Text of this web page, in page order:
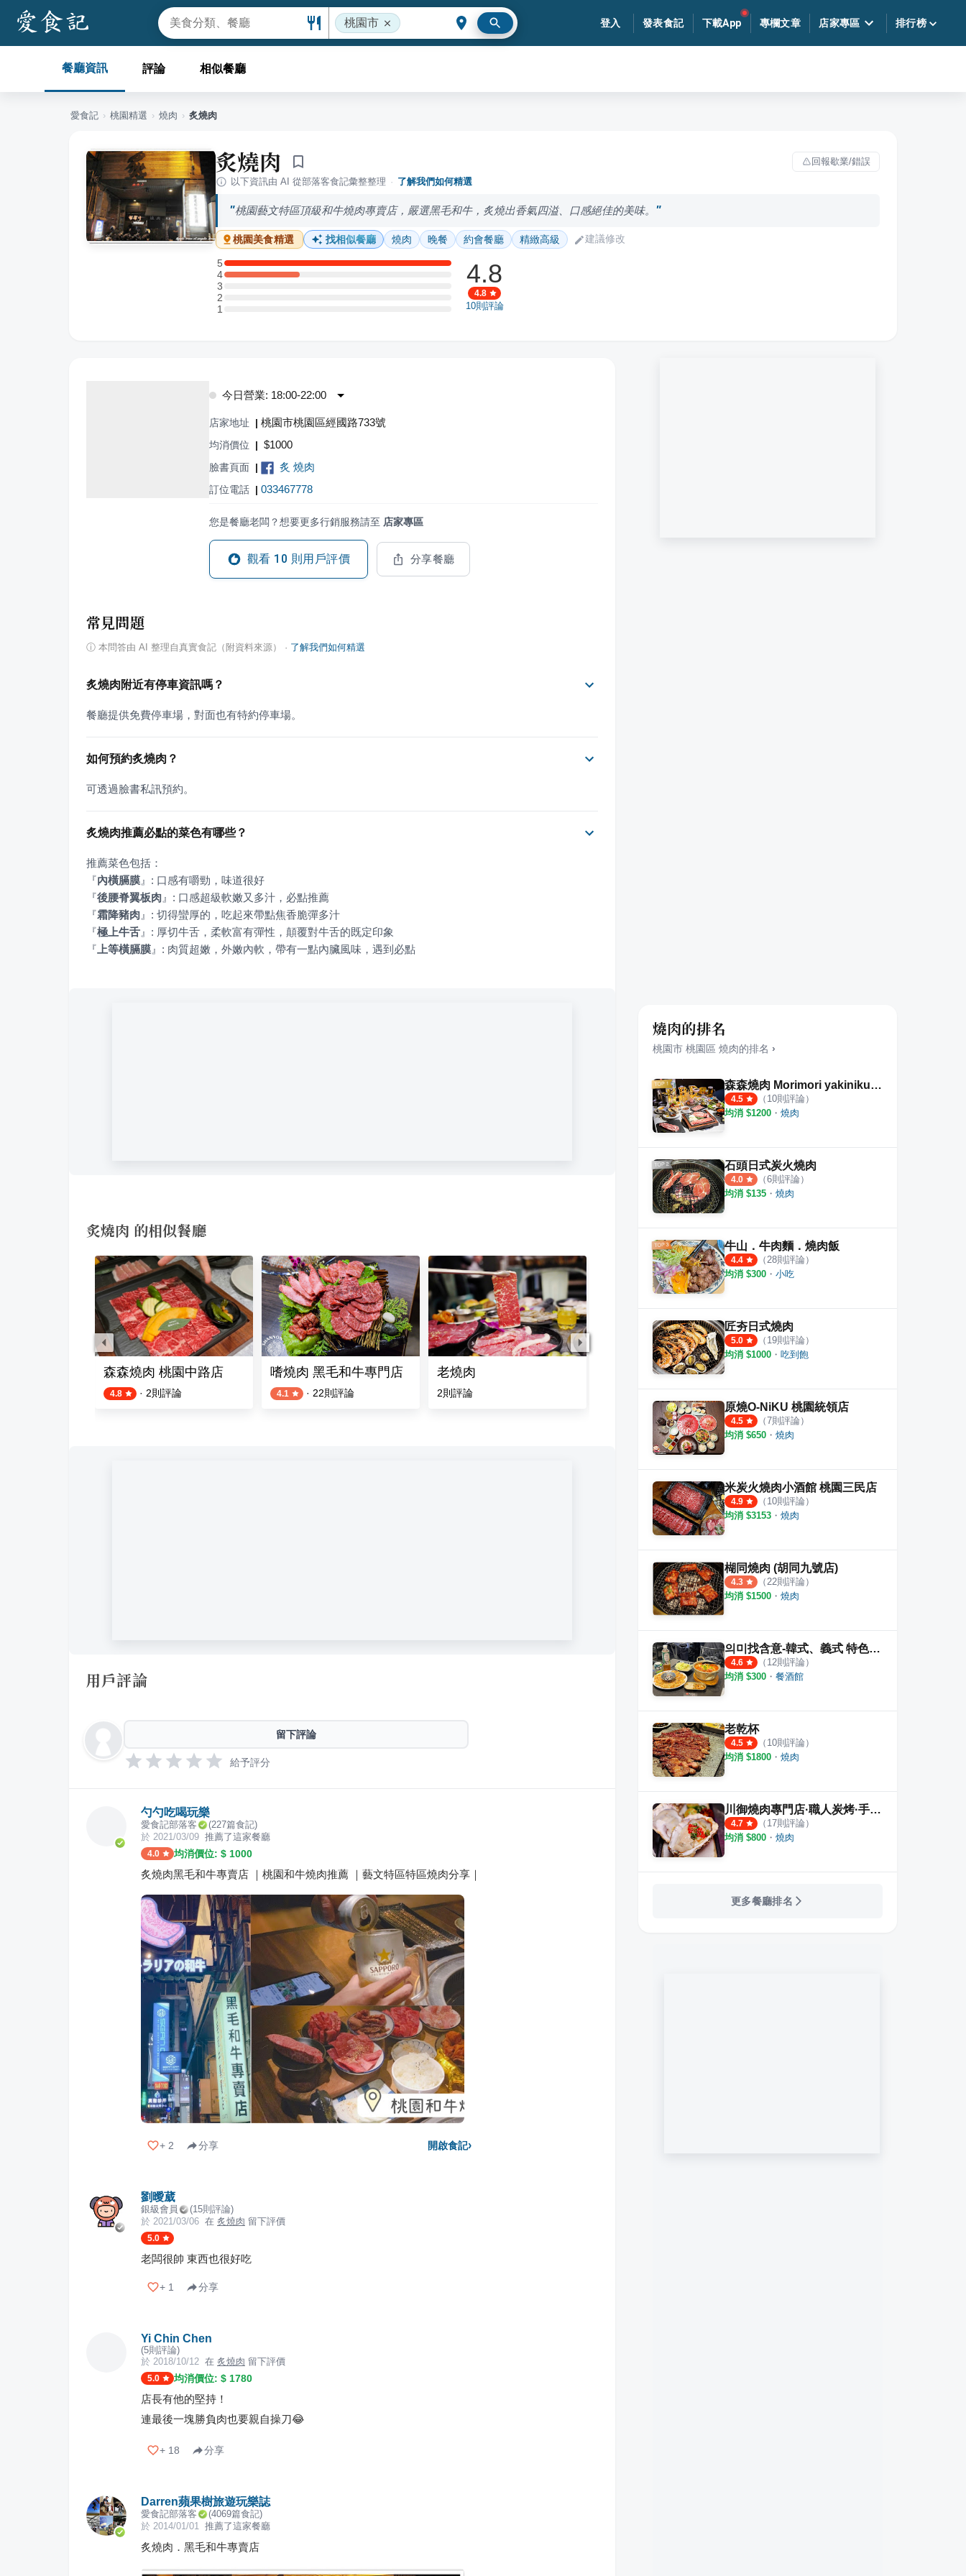
桃園市 登入 發表食記 下載App 專欄文章 店家專區 排行榜
餐廳資訊 評論 相似餐廳
愛食記 › 桃園精選 › 燒肉 › 炙燒肉
炙燒肉
回報歇業/錯誤
以下資訊由 AI 從部落客食記彙整整理 · 了解我們如何精選
桃園藝文特區頂級和牛燒肉專賣店，嚴選黑毛和牛，炙燒出香氣四溢、口感絕佳的美味。
桃園美食精選 找相似餐廳 燒肉 晚餐 約會餐廳 精緻高級 建議修改
5
5 星：3 則評論
4
4 星：1 則評論
3
3 星：0 則評論
2
2 星：0 則評論
11 星：0 則評論
4.8
4.8
10則評論
今日營業: 18:00-22:00
店家地址 | 桃園市桃園區經國路733號
均消價位 | $1000
臉書頁面 | 炙 燒肉
訂位電話 | 033467778
您是餐廳老闆？想要更多行銷服務請至 店家專區
觀看 10 則用戶評價 分享餐廳
常見問題
ⓘ 本問答由 AI 整理自真實食記（附資料來源） · 了解我們如何精選
炙燒肉附近有停車資訊嗎？
餐廳提供免費停車場，對面也有特約停車場。
如何預約炙燒肉？
可透過臉書私訊預約。
炙燒肉推薦必點的菜色有哪些？
『內橫膈膜 』
『後腰脊翼板肉 』
『霜降豬肉 』
『極上牛舌 』
『 上等橫膈膜 』 : 肉質超嫩，外嫩內軟，帶有一點內臟風味，遇到必點
炙燒肉 的相似餐廳
森森燒肉 桃園中路店
4.8 · 2則評論
嗜燒肉 黑毛和牛專門店
4.1 · 22則評論
老燒肉
2則評論
潮肉燒肉
用戶評論
留下評論
給予評分
勺勺吃喝玩樂
愛食記部落客 (227篇食記)
於 2021/03/09 推薦了這家餐廳
4.0 均消價位: $ 1000
炙燒肉黑毛和牛專賣店 ｜桃園和牛燒肉推薦 ｜藝文特區特區燒肉分享｜
+ 2 分享 開啟食記›
劉曖葳
銀級會員 (15則評論)
於 2021/03/06 在 炙燒肉 留下評價
5.0
老闆很帥 東西也很好吃
+ 1 分享
Yi Chin Chen
(5則評論)
於 2018/10/12 在 炙燒肉 留下評價
5.0 均消價位: $ 1780
店長有他的堅持！
連最後一塊勝負肉也要親自操刀😂
+ 18 分享
Darren蘋果樹旅遊玩樂誌
愛食記部落客 (4069篇食記)
於 2014/01/01 推薦了這家餐廳
炙燒肉．黑毛和牛專賣店
燒肉的排名
桃園市 桃園區 燒肉的排名 ›
森森燒肉 Morimori yakiniku 春日店
4.5 （ 10則評論）
均消 $1200 ・ 燒肉
石頭日式炭火燒肉
4.0 （6則評論）
均消 $135 ・ 燒肉
牛山．牛肉麵．燒肉飯
4.4 （ 28則評論）
均消 $300 ・ 小吃
匠夯日式燒肉
5.0 （ 19則評論）
均消 $1000 ・ 吃到飽
原燒O-NiKU 桃園統領店
4.5 （7則評論）
均消 $650 ・ 燒肉
米炭火燒肉小酒館 桃園三民店
4.9 （ 10則評論）
均消 $3153 ・ 燒肉
楜同燒肉 (胡同九號店)
4.3 （ 22則評論）
均消 $1500 ・ 燒肉
의미找含意-韓式、義式 特色餐酒館
4.6 （ 12則評論）
均消 $300 ・ 餐酒館
老乾杯
4.5 （ 10則評論）
均消 $1800 ・ 燒肉
川御燒肉專門店·職人炭烤·手切燒肉
4.7 （ 17則評論）
均消 $800 ・ 燒肉
更多餐廳排名